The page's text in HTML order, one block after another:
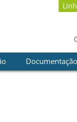
Documentação